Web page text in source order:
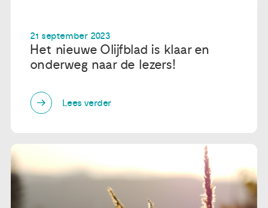
21 september 2023
Het nieuwe Olijfblad is klaar en
onderweg naar de lezers!
Lees verder